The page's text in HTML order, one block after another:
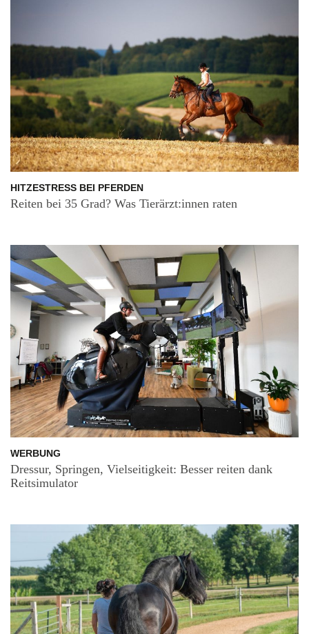
HITZESTRESS BEI PFERDEN
Reiten bei 35 Grad? Was Tierärzt:innen raten
WERBUNG
Dressur, Springen, Vielseitigkeit: Besser reiten dank
Reitsimulator